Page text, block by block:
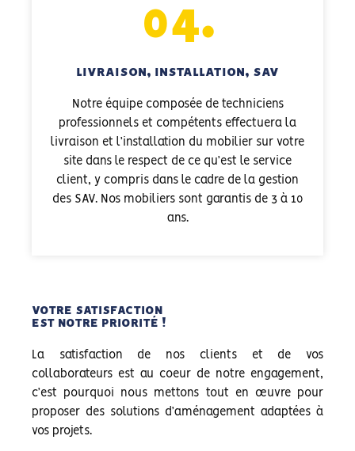
04.
LIVRAISON, INSTALLATION, SAV
Notre équipe composée de techniciens
professionnels et compétents effectuera la
livraison et l’installation du mobilier sur votre
site dans le respect de ce qu’est le service
client, y compris dans le cadre de la gestion
des SAV. Nos mobiliers sont garantis de 3 à 10
ans.
VOTRE SATISFACTION
EST NOTRE PRIORITÉ !
La satisfaction de nos clients et de vos
collaborateurs est au coeur de notre engagement,
c’est pourquoi nous mettons tout en œuvre pour
proposer des solutions d’aménagement adaptées à
vos projets.